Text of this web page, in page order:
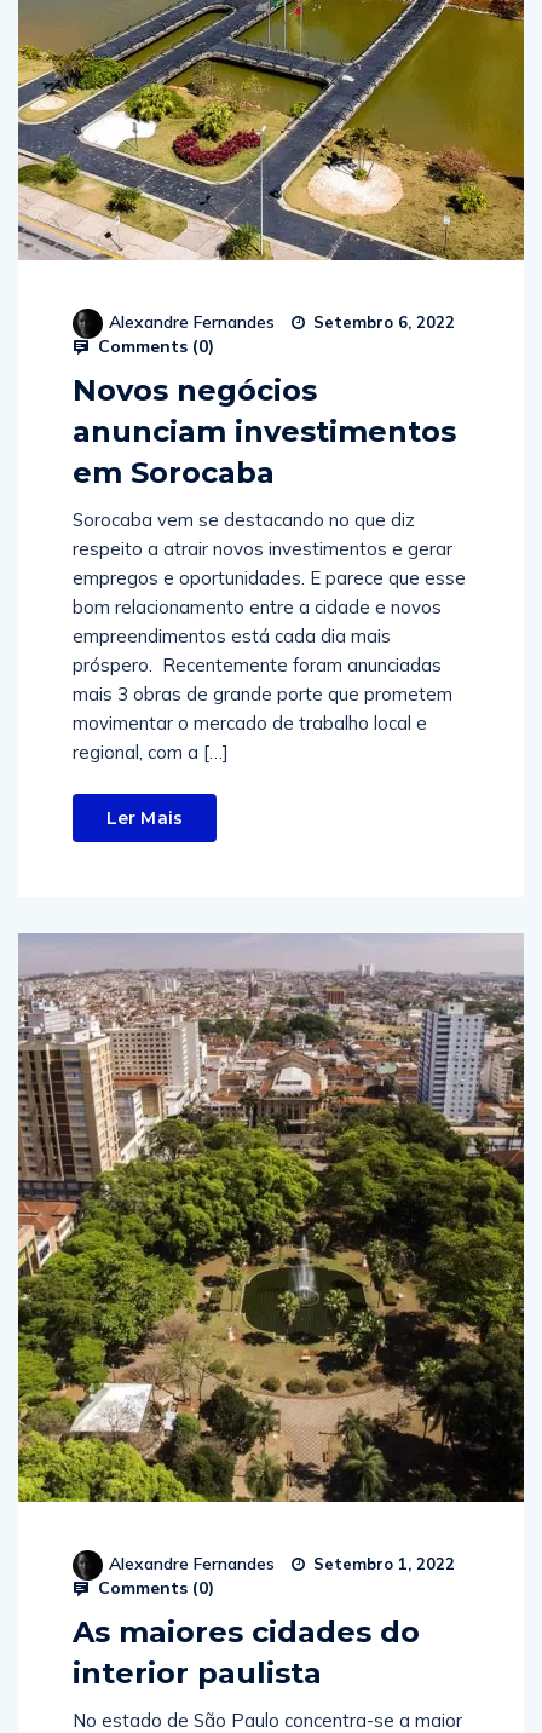
Alexandre Fernandes Setembro 6, 2022
Comments (0)
Novos negócios
anunciam investimentos
em Sorocaba
Sorocaba vem se destacando no que diz
respeito a atrair novos investimentos e gerar
empregos e oportunidades. E parece que esse
bom relacionamento entre a cidade e novos
empreendimentos está cada dia mais
próspero. Recentemente foram anunciadas
mais 3 obras de grande porte que prometem
movimentar o mercado de trabalho local e
regional, com a […]
Ler Mais
Alexandre Fernandes Setembro 1, 2022
Comments (0)
As maiores cidades do
interior paulista
No estado de São Paulo concentra-se a maior